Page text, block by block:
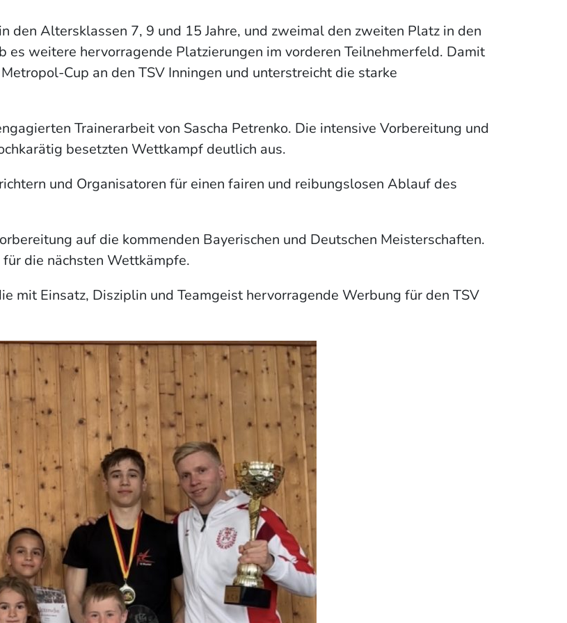
den Altersklassen 7, 9 und 15 Jahre, und zweimal den zweiten Platz in den
es weitere hervorragende Platzierungen im vorderen Teilnehmerfeld. Damit
Cup an den TSV Inningen und unterstreicht die starke
Trainerarbeit von Sascha Petrenko. Die intensive Vorbereitung und
besetzten Wettkampf deutlich aus.
und Organisatoren für einen fairen und reibungslosen Ablauf des
auf die kommenden Bayerischen und Deutschen Meisterschaften.
die nächsten Wettkämpfe.
mit Einsatz, Disziplin und Teamgeist hervorragende Werbung für den TSV